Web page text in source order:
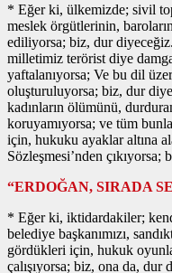
* Eğer ki, ülkemizde; sivil
meslek örgütlerinin,
ediliyorsa; biz, dur
milletimiz terörist diye
yaftalanıyorsa; Ve bu dil
oluşturuluyorsa; biz, dur
kadınların ölümünü,
koruyamıyorsa; ve tüm
için, hukuku ayaklar altına
Sözleşmesi’nden
“ERDOĞAN, SIRADA
* Eğer ki, iktidardakiler;
belediye başkanımızı,
gördükleri için, hukuk
çalışıyorsa; biz, ona da,